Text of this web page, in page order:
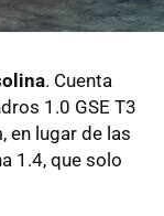
. Cuenta
1.0 GSE T3
en lugar de las
1.4, que solo